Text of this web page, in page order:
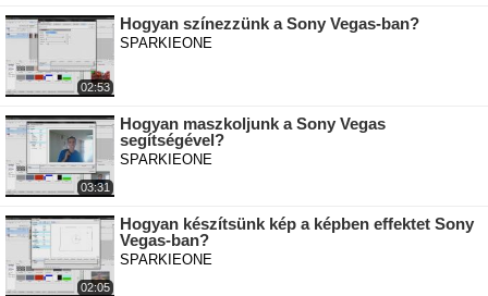
02:53
Hogyan színezzünk a Sony Vegas-ban?
SPARKIEONE
03:31
Hogyan maszkoljunk a Sony Vegas
segítségével?
SPARKIEONE
02:05
Hogyan készítsünk kép a képben effektet Sony
Vegas-ban?
SPARKIEONE